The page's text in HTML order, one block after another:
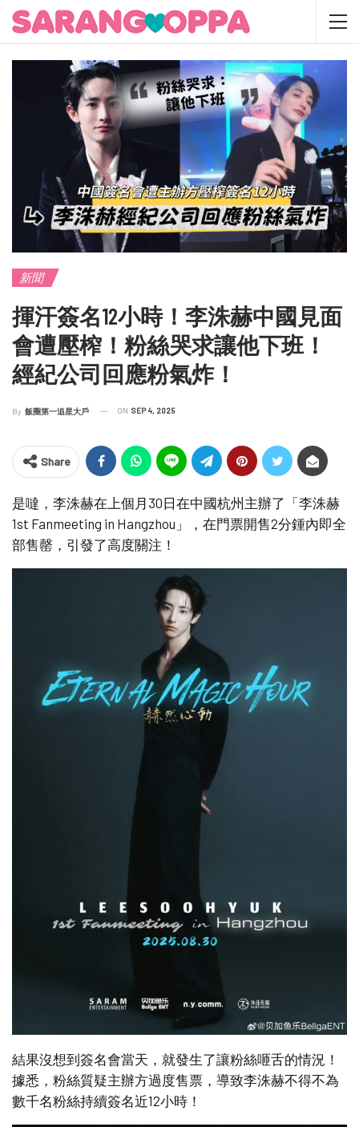
新聞
揮汗簽名12小時！李洙赫中國見面
會遭壓榨！粉絲哭求讓他下班！
經紀公司回應粉氣炸！
By 飯圈第一追星大戶 ON SEP 4, 2025
Share
是噠，李洙赫在上個月30日在中國杭州主辦了「李洙赫
1st Fanmeeting in Hangzhou」，在門票開售2分鍾內即全
部售罄，引發了高度關注！
結果沒想到簽名會當天，就發生了讓粉絲咂舌的情況！
據悉，粉絲質疑主辦方過度售票，導致李洙赫不得不為
數千名粉絲持續簽名近12小時！